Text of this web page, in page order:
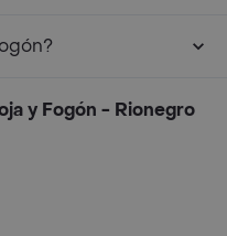
y Fogón - Rionegro